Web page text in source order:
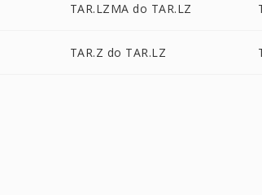
TAR.LZMA do TAR.LZ
TAR.Z do TAR.LZ